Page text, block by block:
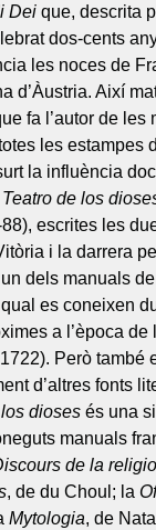
Dei que, descrita
dos-cents
les noces de
d’Àustria. Així
fa l’autor de les
les estampes
la influència
Teatro de los
escrites les
i la darrera
dels manuals
es coneixen
a l’època de
Però també
d’altres fonts
dioses és una
manuals
de la
, de du Choul; la
Mytologia, de